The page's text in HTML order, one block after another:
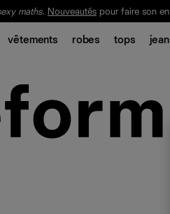
2025 est ici. Lisez-le
maths. Nouveautés pour faire son
vêtements robes tops